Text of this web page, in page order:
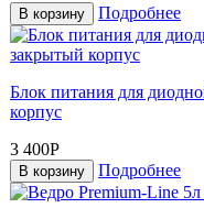
В корзину Подробнее
Блок питания для
корпус
3 400Р
В корзину Подробнее